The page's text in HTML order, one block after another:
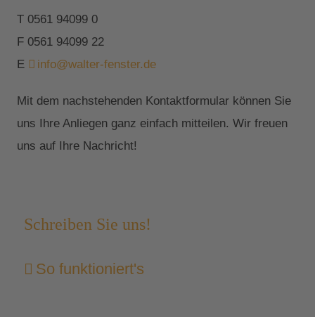
T 0561 94099 0
F 0561 94099 22
E
info@walter-fenster.de
Mit dem nachstehenden Kontaktformular können Sie
uns Ihre Anliegen ganz einfach mitteilen. Wir freuen
uns auf Ihre Nachricht!
Schreiben Sie uns!
So funktioniert's